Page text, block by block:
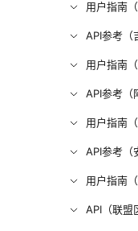
用户指南
API参考（
用户指南
API参考（
用户指南
API参考（
用户指南
API（联盟